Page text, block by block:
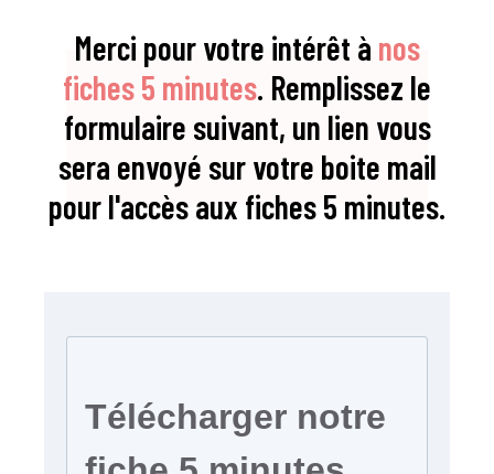
Merci pour votre intérêt à nos
fiches 5 minutes. Remplissez le
formulaire suivant, un lien vous
sera envoyé sur votre boite mail
pour l'accès aux fiches 5 minutes.